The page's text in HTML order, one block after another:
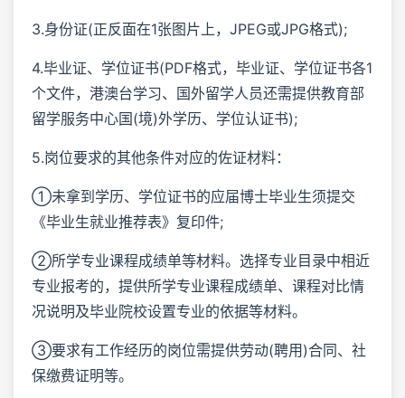
3.身份证(正反面在1张图片上，JPEG或JPG格式);
4.毕业证、学位证书(PDF格式，毕业证、学位证书各1
个文件，港澳台学习、国外留学人员还需提供教育部
留学服务中心国(境)外学历、学位认证书);
5.岗位要求的其他条件对应的佐证材料：
①未拿到学历、学位证书的应届博士毕业生须提交
《毕业生就业推荐表》复印件;
②所学专业课程成绩单等材料。选择专业目录中相近
专业报考的，提供所学专业课程成绩单、课程对比情
况说明及毕业院校设置专业的依据等材料。
③要求有工作经历的岗位需提供劳动(聘用)合同、社
保缴费证明等。